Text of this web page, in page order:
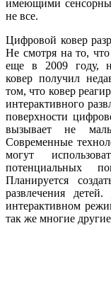
имеющими
не все.
Цифровой ковер
Не смотря на то,
еще в 2009 году,
ковер получил
том, что ковер
интерактивного
поверхности
вызывает не
Современные
могут
потенциальных
Планируется
развлечения
интерактивном
так же многие